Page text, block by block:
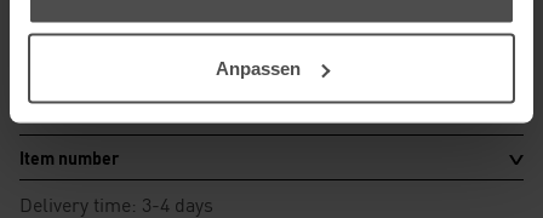
Anpassen
Suitable for
Content
Item number
Delivery time: 3-4 days